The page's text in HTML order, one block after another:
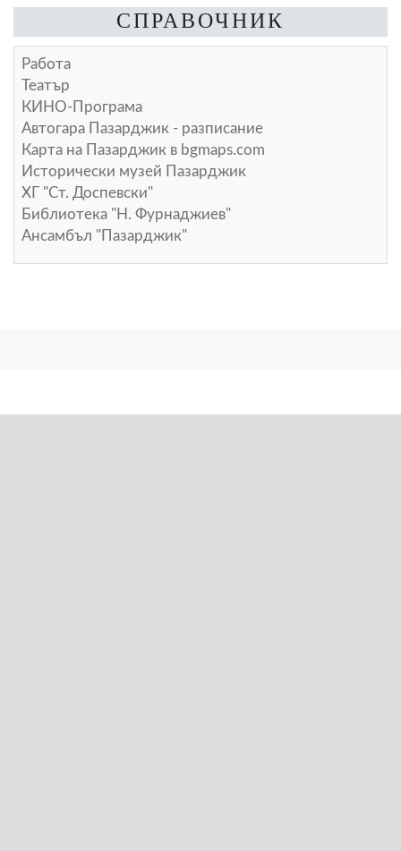
СПРАВОЧНИК
Работа
Театър
КИНО-Програма
Автогара Пазарджик - разписание
Карта на Пазарджик в bgmaps.com
Исторически музей Пазарджик
ХГ "Ст. Доспевски"
Библиотека "Н. Фурнаджиев"
Ансамбъл "Пазарджик"